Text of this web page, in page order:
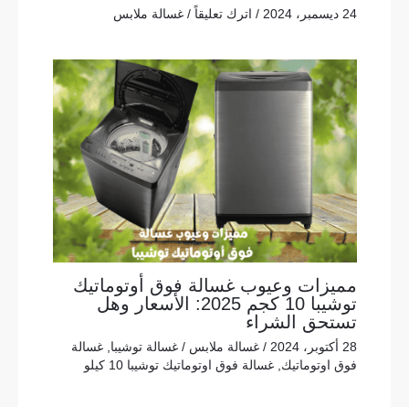
24 ديسمبر، 2024 / اترك تعليقاً /غسالة ملابس
مميزات وعيوب غسالة فوق أوتوماتيك
توشيبا 10 كجم 2025: الأسعار وهل
تستحق الشراء
28 أكتوبر، 2024 /غسالة ملابس /غسالة توشيبا ,غسالة
فوق اوتوماتيك ,غسالة فوق اوتوماتيك توشيبا 10 كيلو